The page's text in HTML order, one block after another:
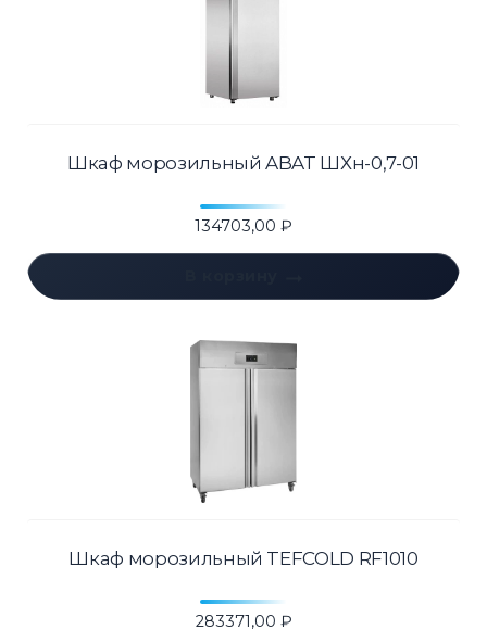
Шкаф морозильный ABAT ШХн-0,7-01
134703,00 ₽
Шкаф морозильный TEFCOLD RF1010
283371,00 ₽